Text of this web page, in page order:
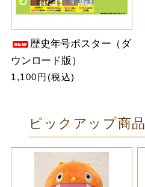
歴史年号ポスター（ダ
ウンロード版）
1,100円(税込)
ピックアップ商品